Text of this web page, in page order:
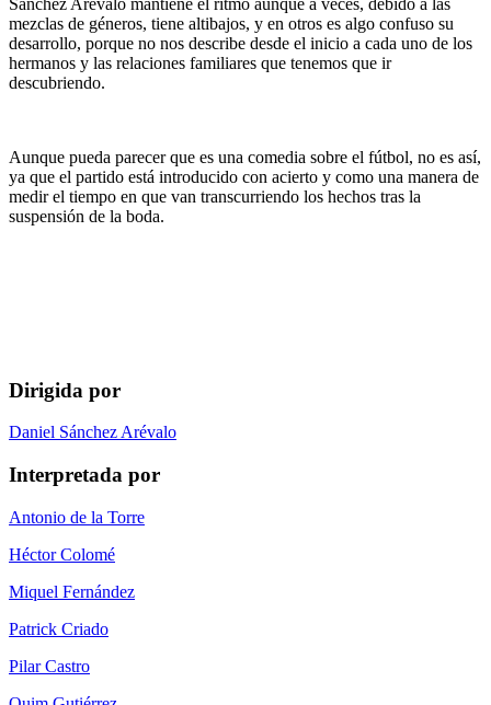
mezclas de géneros, tiene altibajos, y en otros es algo confuso su
desarrollo, porque no nos describe desde el inicio a cada uno de los
hermanos y las relaciones familiares que tenemos que ir
descubriendo.
Aunque pueda parecer que es una comedia sobre el fútbol, no es así,
ya que el partido está introducido con acierto y como una manera de
medir el tiempo en que van transcurriendo los hechos tras la
suspensión de la boda.
Dirigida por
Daniel Sánchez Arévalo
Interpretada por
Antonio de la Torre
Héctor Colomé
Miquel Fernández
Patrick Criado
Pilar Castro